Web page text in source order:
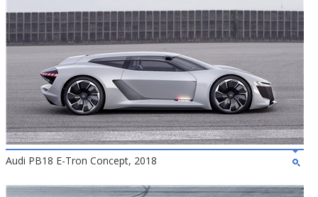
Audi PB18 E-Tron Concept, 2018